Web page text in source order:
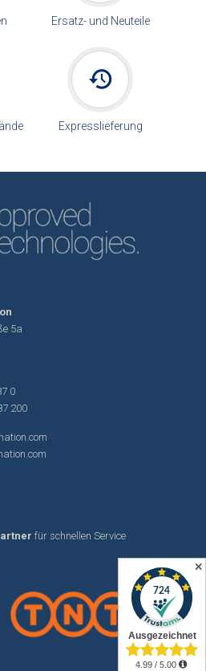
Ersatz- und Neuteile
Expresslieferung
5a
0
200
für schnellen Service
✕